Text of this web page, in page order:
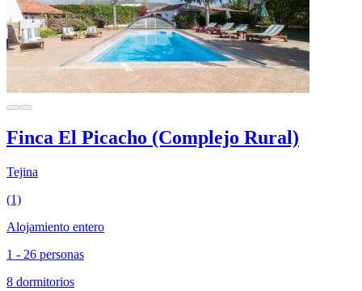
Finca El Picacho (Complejo Rural)
Tejina
(1)
Alojamiento entero
1 - 26 personas
8 dormitorios